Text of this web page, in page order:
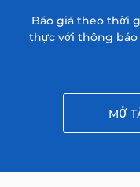
Báo giá theo thời
thực với thông báo
MỞ